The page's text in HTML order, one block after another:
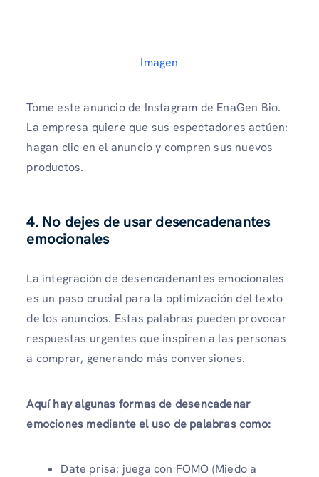
Imagen
Tome este anuncio de Instagram de EnaGen Bio.
La empresa quiere que sus espectadores actúen:
hagan clic en el anuncio y compren sus nuevos
productos.
4. No dejes de usar desencadenantes
emocionales
La integración de desencadenantes emocionales
es un paso crucial para la optimización del texto
de los anuncios. Estas palabras pueden provocar
respuestas urgentes que inspiren a las personas
a comprar, generando más conversiones.
Aquí hay algunas formas de desencadenar
emociones mediante el uso de palabras como:
Date prisa: juega con FOMO (Miedo a